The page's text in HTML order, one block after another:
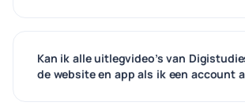
Kan ik alle uitlegvideo’s van
de website en app als ik een account